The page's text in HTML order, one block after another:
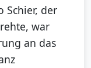
Schier, der
war
an das